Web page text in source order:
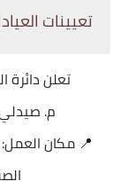
تعيينات
تعلن دائرة
م.
📍 مكان